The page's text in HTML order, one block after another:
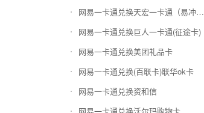
网易一卡通兑换天宏一卡通（易冲天宏卡）
网易一卡通兑换巨人一卡通(征途卡)
网易一卡通兑换美团礼品卡
网易一卡通兑换(百联卡)联华ok卡
网易一卡通兑换资和信